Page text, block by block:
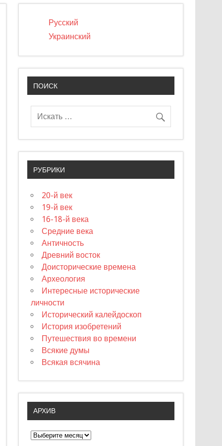
Русский
Украинский
ПОИСК
РУБРИКИ
20-й век
19-й век
16-18-й века
Средние века
Античность
Древний восток
Доисторические времена
Археология
Интересные исторические
личности
Исторический калейдоскоп
История изобретений
Путешествия во времени
Всякие думы
Всякая всячина
АРХИВ
А
р